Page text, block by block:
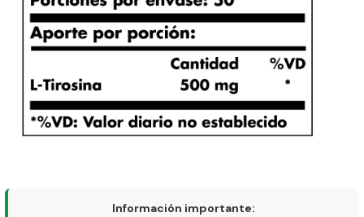
Información importante: